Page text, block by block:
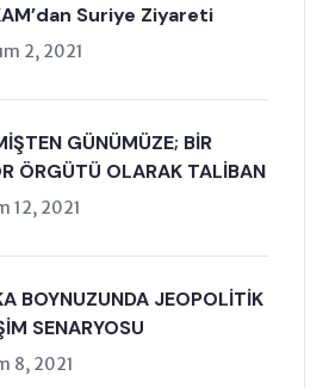
Suriye Ziyareti
2, 2021
GÜNÜMÜZE; BİR
ÖRGÜTÜ OLARAK TALİBAN
12, 2021
BOYNUZUNDA JEOPOLİTİK
SENARYOSU
8, 2021